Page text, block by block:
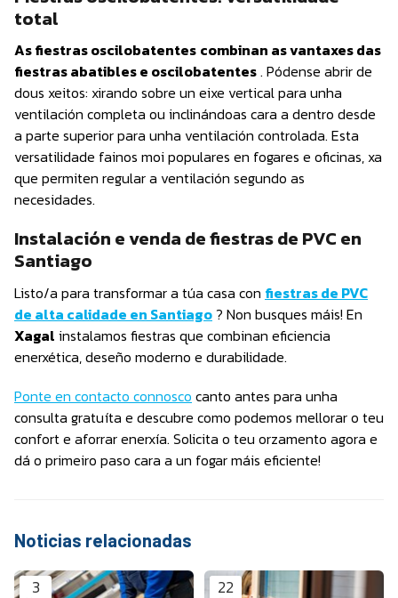
total
As fiestras oscilobatentes combinan as vantaxes das
fiestras abatibles e oscilobatentes. Pódense abrir de
dous xeitos: xirando sobre un eixe vertical para unha
ventilación completa ou inclinándoas cara a dentro desde
a parte superior para unha ventilación controlada. Esta
versatilidade fainos moi populares en fogares e oficinas, xa
que permiten regular a ventilación segundo as
necesidades.
Instalación e venda de fiestras de PVC en
Santiago
Listo/a para transformar a túa casa con fiestras de PVC
de alta calidade en Santiago ? Non busques máis! En
Xagal instalamos fiestras que combinan eficiencia
enerxética, deseño moderno e durabilidade.
Ponte en contacto connosco canto antes para unha
consulta gratuíta e descubre como podemos mellorar o teu
confort e aforrar enerxía. Solicita o teu orzamento agora e
dá o primeiro paso cara a un fogar máis eficiente!
Noticias relacionadas
3 22